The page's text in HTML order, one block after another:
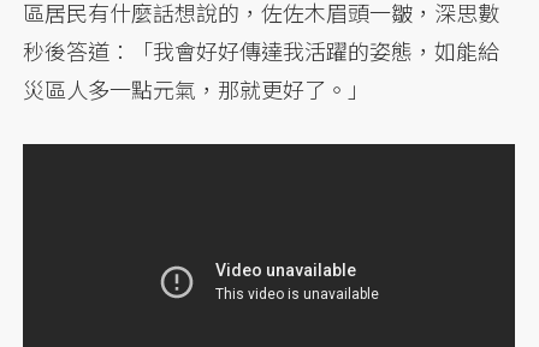
區居民有什麼話想說的，佐佐木眉頭一皺，深思數
秒後答道：「我會好好傳達我活躍的姿態，如能給
災區人多一點元氣，那就更好了。」